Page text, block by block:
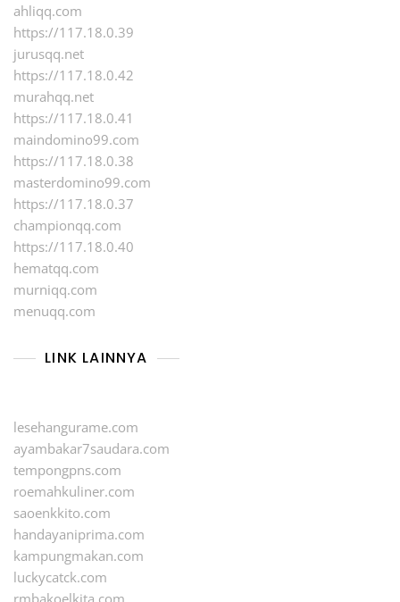
ahliqq.com
https://117.18.0.39
jurusqq.net
https://117.18.0.42
murahqq.net
https://117.18.0.41
maindomino99.com
https://117.18.0.38
masterdomino99.com
https://117.18.0.37
championqq.com
https://117.18.0.40
hematqq.com
murniqq.com
menuqq.com
LINK LAINNYA
lesehangurame.com
ayambakar7saudara.com
tempongpns.com
roemahkuliner.com
saoenkkito.com
handayaniprima.com
kampungmakan.com
luckycatck.com
rmbakoelkita.com